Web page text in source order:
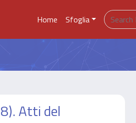
Home Sfoglia
Atti del